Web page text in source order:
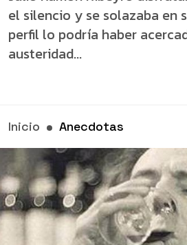
el silencio y se solazaba en
perfil lo podría haber
austeridad...
Inicio Anecdotas